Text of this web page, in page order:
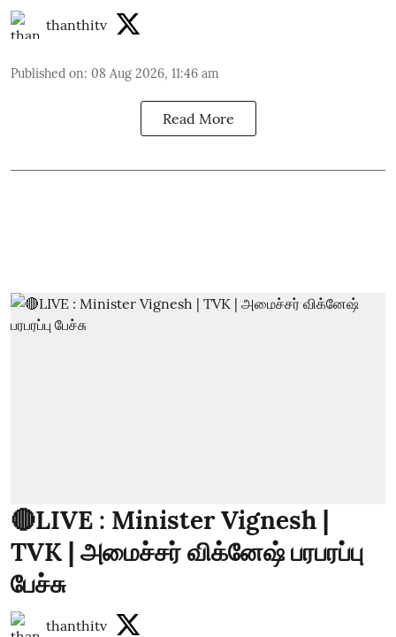
thanthitv
Published on: 08 Aug 2026, 11:46 am
Read More
🔴LIVE : Minister Vignesh |
TVK | அமைச்சர் விக்னேஷ் பரபரப்பு
பேச்சு
thanthitv